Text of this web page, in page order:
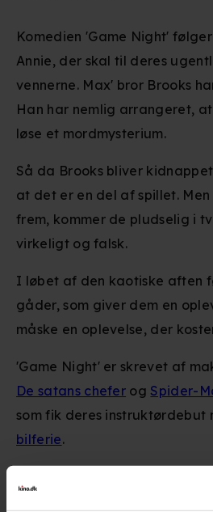
Komedien 'Game Night'
Annie, der skal til deres
vennerne. Max' bror Brooks
Han har nemlig arrangeret,
løse et mordmysterium.
Så da Brooks bliver
at det er en del af spillet.
frem, kommer de pludselig i
virkeligt og falsk.
I løbet af den kaotiske aften
gåder, som giver dem en
måske en oplevelse, der
'Game Night' er skrevet af
De satans chefer og Spider-
som fik deres instruktørdebut
bilferie.